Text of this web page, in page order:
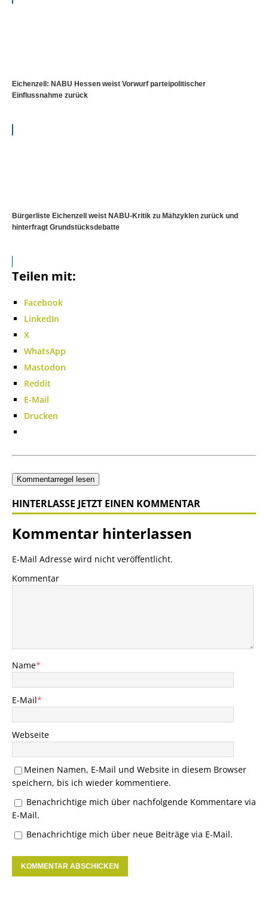
Eichenzell: NABU Hessen weist Vorwurf parteipolitischer
Einflussnahme zurück
Bürgerliste Eichenzell weist NABU-Kritik zu Mähzyklen zurück und
hinterfragt Grundstücksdebatte
Teilen mit:
Facebook
LinkedIn
X
WhatsApp
Mastodon
Reddit
E-Mail
Drucken
Kommentarregel lesen
HINTERLASSE JETZT EINEN KOMMENTAR
Kommentar hinterlassen
E-Mail Adresse wird nicht veröffentlicht.
Kommentar
Name*
E-Mail*
Webseite
Meinen Namen, E-Mail und Website in diesem Browser
speichern, bis ich wieder kommentiere.
Benachrichtige mich über nachfolgende Kommentare via
E-Mail.
Benachrichtige mich über neue Beiträge via E-Mail.